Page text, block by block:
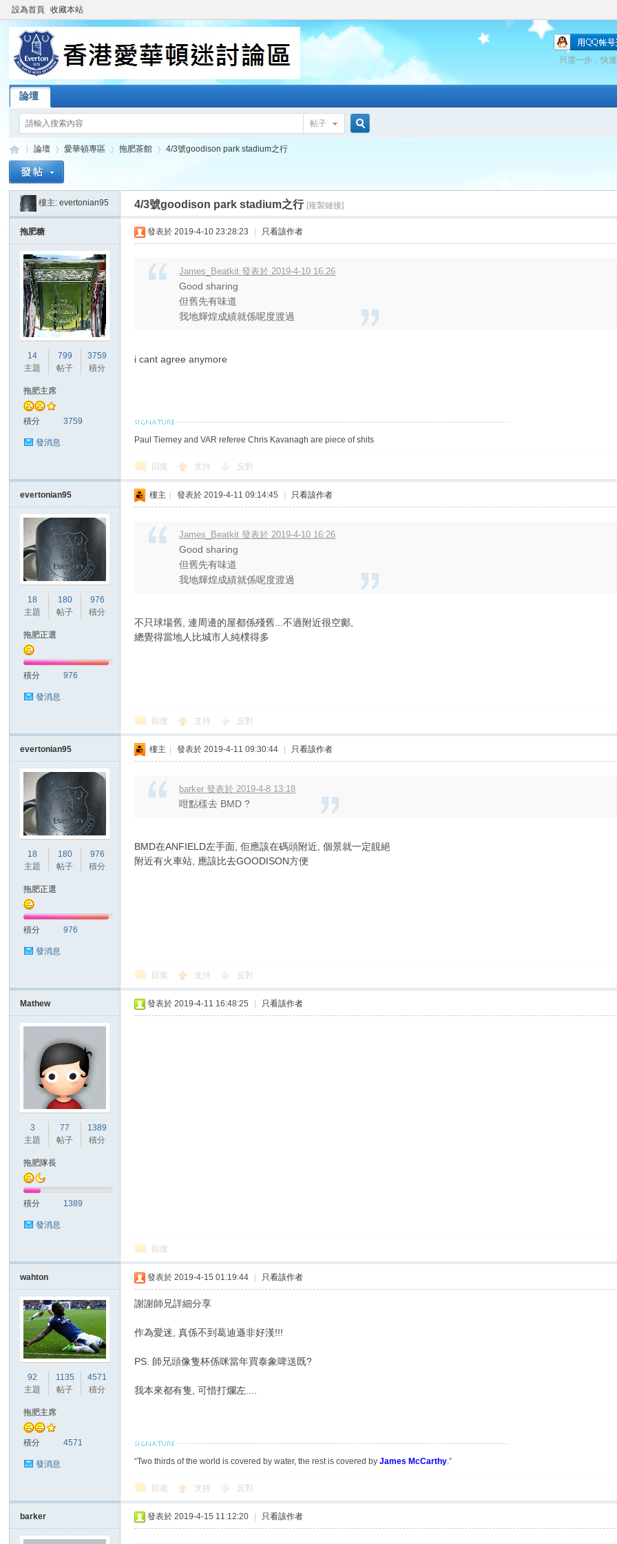
設為首頁 收藏本站
只需一步，快
論壇
帖子
愛
頓
»
論壇
›
愛華頓專區
›
拖肥茶館
›
4/3號goodison park stadium之行
樓主:evertonian95 4/3號goodison park stadium之行 [複製鏈接]
拖肥糖
14
主題
799
帖子
3759
積分
拖肥主席
積分 3759
發消息
發表於 2019-4-10 23:28:23 只看該作者
James_Beatkit 發表於 2019-4-10 16:26
Good sharing
但舊先有味道
我地輝煌成績就係呢度渡過
i cant agree anymore
Paul Tierney and VAR referee Chris Kavanagh are piece of shits
回復 支持 反對
evertonian95
18
主題
180
帖子
976
積分
拖肥正選
積分 976
發消息
樓主 發表於 2019-4-11 09:14:45 只看該作者
James_Beatkit 發表於 2019-4-10 16:26
Good sharing
但舊先有味道
我地輝煌成績就係呢度渡過
不只球場舊, 連周邊的屋都係殘舊...不過附近很空鄺,
總覺得當地人比城市人純樸得多
回復 支持 反對
evertonian95
18
主題
180
帖子
976
積分
拖肥正選
積分 976
發消息
樓主 發表於 2019-4-11 09:30:44 只看該作者
barker 發表於 2019-4-8 13:18
咁點樣去 BMD ?
BMD在ANFIELD左手面, 佢應該在碼頭附近, 個景就一定靚絕
附近有火車站, 應該比去GOODISON方便
回復 支持 反對
Mathew
3
主題
77
帖子
1389
積分
拖肥隊長
積分 1389
發消息
發表於 2019-4-11 16:48:25 只看該作者
回復
wahton
92
主題
1135
帖子
4571
積分
拖肥主席
積分 4571
發消息
發表於 2019-4-15 01:19:44 只看該作者
謝謝師兄詳細分享
作為愛迷, 真係不到葛迪遜非好漢!!!
PS. 師兄頭像隻杯係咪當年買泰象啤送既?
我本來都有隻, 可惜打爛左....
“Two thirds of the world is covered by water, the rest is covered byJames McCarthy.”
回復 支持 反對
barker 發表於 2019-4-15 11:12:20 只看該作者